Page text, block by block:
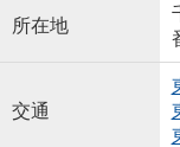
所在地
交通